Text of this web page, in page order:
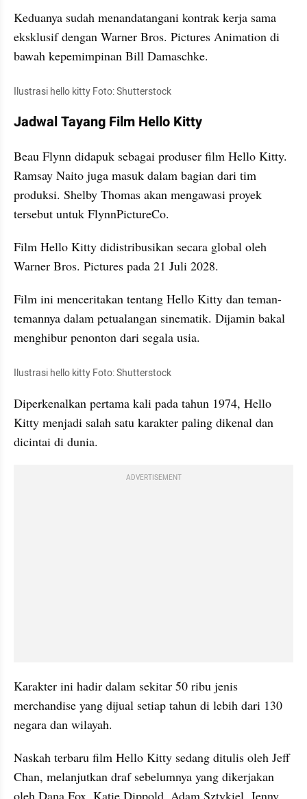
Keduanya sudah menandatangani kontrak kerja sama
eksklusif dengan Warner Bros. Pictures Animation di
bawah kepemimpinan Bill Damaschke.
Ilustrasi hello kitty Foto: Shutterstock
Jadwal Tayang Film Hello Kitty
Beau Flynn didapuk sebagai produser film Hello Kitty.
Ramsay Naito juga masuk dalam bagian dari tim
produksi. Shelby Thomas akan mengawasi proyek
tersebut untuk FlynnPictureCo.
Film Hello Kitty didistribusikan secara global oleh
Warner Bros. Pictures pada 21 Juli 2028.
Film ini menceritakan tentang Hello Kitty dan teman-
temannya dalam petualangan sinematik. Dijamin bakal
menghibur penonton dari segala usia.
Ilustrasi hello kitty Foto: Shutterstock
Diperkenalkan pertama kali pada tahun 1974, Hello
Kitty menjadi salah satu karakter paling dikenal dan
dicintai di dunia.
ADVERTISEMENT
Karakter ini hadir dalam sekitar 50 ribu jenis
merchandise yang dijual setiap tahun di lebih dari 130
negara dan wilayah.
Naskah terbaru film Hello Kitty sedang ditulis oleh Jeff
Chan, melanjutkan draf sebelumnya yang dikerjakan
oleh Dana Fox, Katie Dippold, Adam Sztykiel, Jenny